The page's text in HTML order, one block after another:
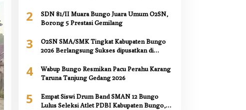
2
SDN 81/II Muara Bungo Juara Umum O2SN,
Borong 5 Prestasi Gemilang
3
O2SN SMA/SMK Tingkat Kabupaten Bungo
2026 Berlangsung Sukses dipusatkan di
4
Wabup Bungo Resmikan Pacu Perahu Karang
Taruna Tanjung Gedang 2026
5
Empat Siswi Drum Band SMAN 12 Bungo
Lulus Seleksi Atlet PDBI Kabupaten Bungo,